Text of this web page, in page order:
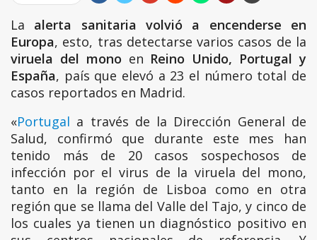
La alerta sanitaria volvió a encenderse en
Europa, esto, tras detectarse varios casos de la
viruela del mono en Reino Unido, Portugal y
España, país que elevó a 23 el número total de
casos reportados en Madrid.
«Portugal a través de la Dirección General de
Salud, confirmó que durante este mes han
tenido más de 20 casos sospechosos de
infección por el virus de la viruela del mono,
tanto en la región de Lisboa como en otra
región que se llama del Valle del Tajo, y cinco de
los cuales ya tienen un diagnóstico positivo en